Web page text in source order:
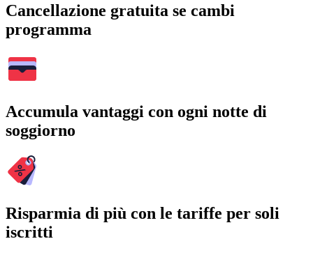
Cancellazione gratuita se cambi
programma
Accumula vantaggi con ogni notte di
soggiorno
Risparmia di più con le tariffe per soli
iscritti